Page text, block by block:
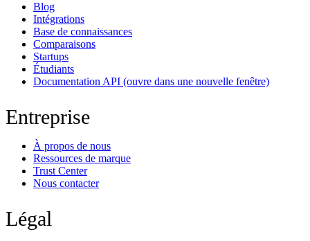
Blog
Intégrations
Base de connaissances
Comparaisons
Startups
Étudiants
Documentation API (ouvre dans une nouvelle fenêtre)
Entreprise
À propos de nous
Ressources de marque
Trust Center
Nous contacter
Légal